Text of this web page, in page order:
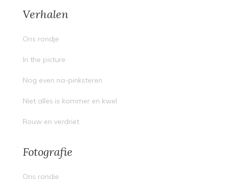
Verhalen
Ons rondje
In the picture
Nog even na-pinksteren
Niet alles is kommer en kwel
Rouw en verdriet
Fotografie
Ons rondje